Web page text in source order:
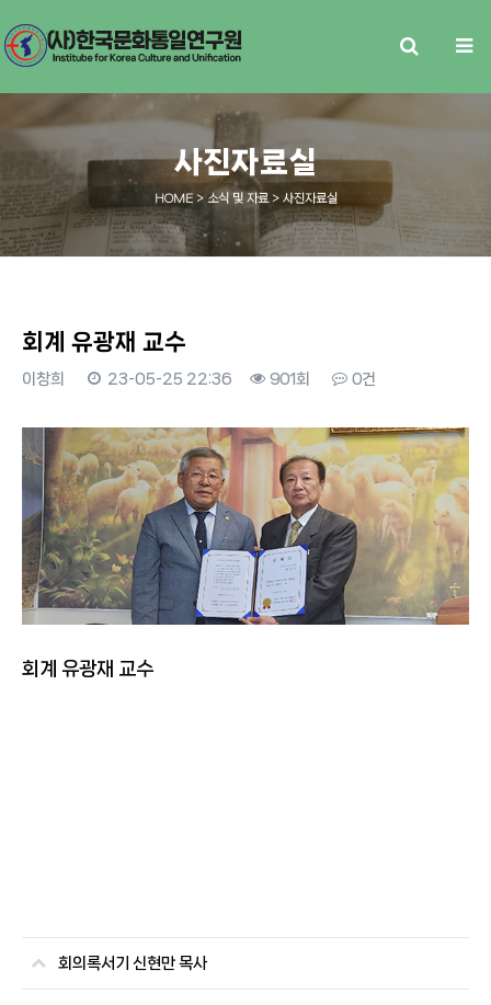
사진자료실
HOME> 소식 및 자료 > 사진자료실
회계 유광재 교수
이창희 23-05-25 22:36 901회 0건
회계 유광재 교수
회의록서기 신현만 목사